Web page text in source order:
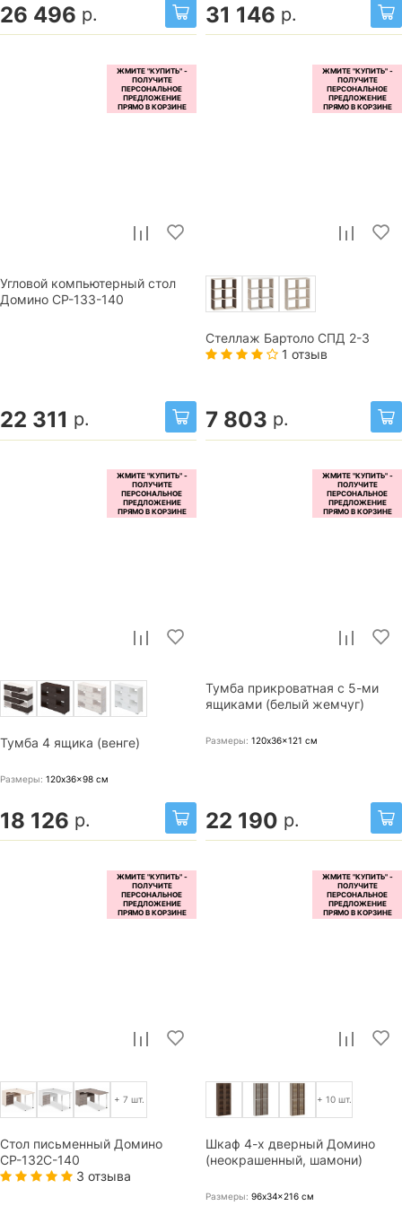
26 496 р. 31 146 р.
Угловой компьютерный стол
Домино СР-133-140
22 311 р.
Стеллаж Бартоло СПД 2-3
1 отзыв
7 803 р.
Тумба 4 ящика (венге)
Размеры: 120x36x98 см
18 126 р.
Тумба прикроватная с 5-ми
ящиками (белый жемчуг)
Размеры: 120x36x121 см
22 190 р.
+ 7 шт.
Стол письменный Домино
СР-132С-140
3 отзыва
+ 10 шт.
Шкаф 4-х дверный Домино
(неокрашенный, шамони)
Размеры: 96x34x216 см